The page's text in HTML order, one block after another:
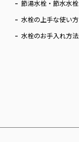
節湯水栓・節水水栓
水栓の上手な使い方
水栓のお手入れ方法